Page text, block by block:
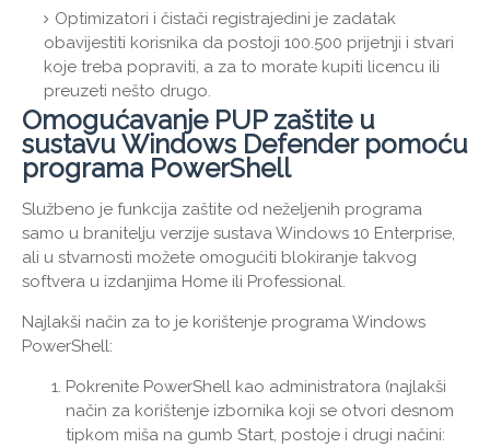
Optimizatori i čistači registrajedini je zadatak
obavijestiti korisnika da postoji 100.500 prijetnji i stvari
koje treba popraviti, a za to morate kupiti licencu ili
preuzeti nešto drugo.
Omogućavanje PUP zaštite u
sustavu Windows Defender pomoću
programa PowerShell
Službeno je funkcija zaštite od neželjenih programa
samo u branitelju verzije sustava Windows 10 Enterprise,
ali u stvarnosti možete omogućiti blokiranje takvog
softvera u izdanjima Home ili Professional.
Najlakši način za to je korištenje programa Windows
PowerShell:
Pokrenite PowerShell kao administratora (najlakši
način za korištenje izbornika koji se otvori desnom
tipkom miša na gumb Start, postoje i drugi načini: